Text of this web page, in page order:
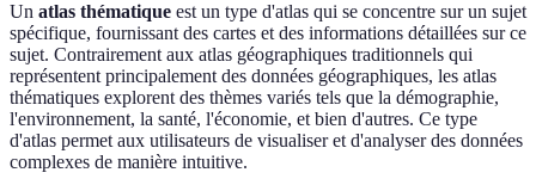
Un atlas thématique est un type d'atlas qui se concentre sur un sujet
spécifique, fournissant des cartes et des informations détaillées sur ce
sujet. Contrairement aux atlas géographiques traditionnels qui
représentent principalement des données géographiques, les atlas
thématiques explorent des thèmes variés tels que la démographie,
l'environnement, la santé, l'économie, et bien d'autres. Ce type
d'atlas permet aux utilisateurs de visualiser et d'analyser des données
complexes de manière intuitive.